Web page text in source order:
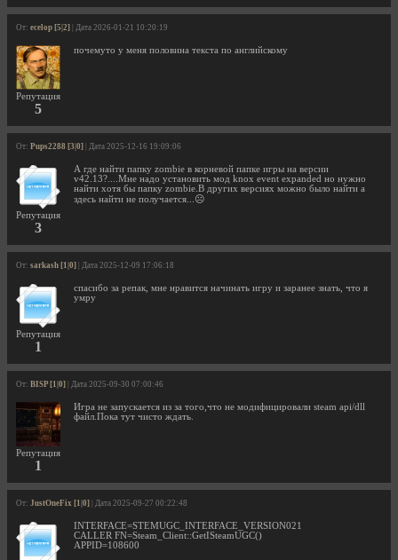
От: ecelop [5|2] | Дата 2026-01-21 10:20:19
Репутация
5
почемуто у меня половина текста по английскому
От: Pups2288 [3|0] | Дата 2025-12-16 19:09:06
Репутация
3
А где найти папку zombie в корневой папке игры на версии
v42.13?....Мне надо установить мод knox event expanded но нужно
найти хотя бы папку zombie.В других версиях можно было найти а
здесь найти не получается...☹️
От: sarkash [1|0] | Дата 2025-12-09 17:06:18
Репутация
1
спасибо за репак, мне нравится начинать игру и заранее знать, что я
умру
От: BISP [1|0] | Дата 2025-09-30 07:00:46
Репутация
1
Игра не запускается из за того,что не модифицировали steam api/dll
файл.Пока тут чисто ждать.
От: JustOneFix [1|0] | Дата 2025-09-27 00:22:48
INTERFACE=STEMUGC_INTERFACE_VERSION021
CALLER FN=Steam_Client::GetISteamUGC()
APPID=108600